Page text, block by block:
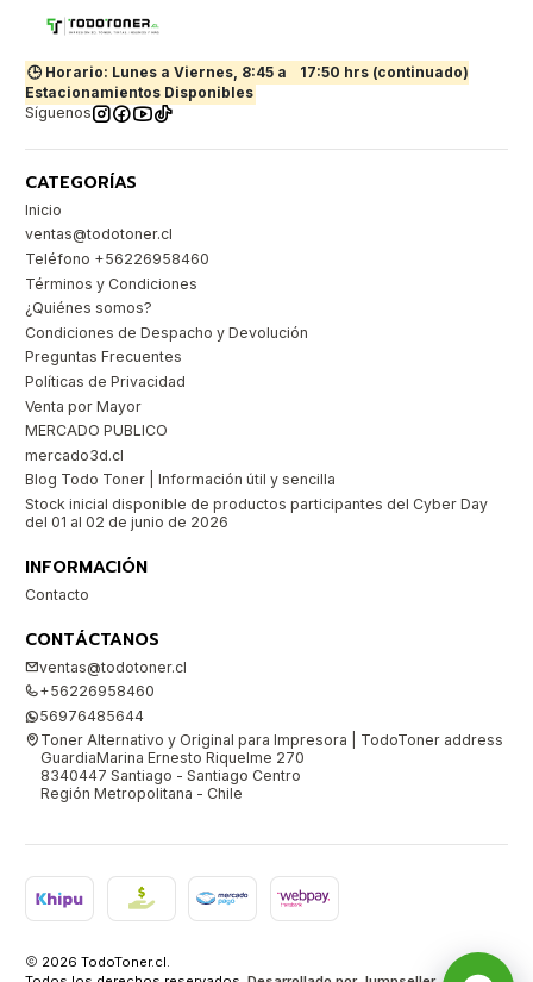
🕒 Horario: Lunes a Viernes, 8:45 a
17:50 hrs (continuado)
Estacionamientos Disponibles
Síguenos
CATEGORÍAS
Inicio
ventas@todotoner.cl
Teléfono +56226958460
Términos y Condiciones
¿Quiénes somos?
Condiciones de Despacho y Devolución
Preguntas Frecuentes
Políticas de Privacidad
Venta por Mayor
MERCADO PUBLICO
mercado3d.cl
Blog Todo Toner | Información útil y sencilla
Stock inicial disponible de productos participantes del Cyber Day
del 01 al 02 de junio de 2026
INFORMACIÓN
Contacto
CONTÁCTANOS
ventas@todotoner.cl
+56226958460
56976485644
Toner Alternativo y Original para Impresora | TodoToner address
GuardiaMarina Ernesto Riquelme 270
8340447 Santiago - Santiago Centro
Región Metropolitana - Chile
2026 TodoToner.cl.